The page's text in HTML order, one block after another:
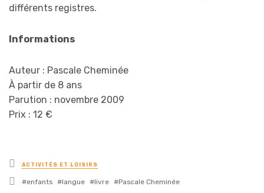
différents registres.
Informations
Auteur : Pascale Cheminée
À partir de 8 ans
Parution : novembre 2009
Prix : 12 €
Posted
in
ACTIVITÉS ET LOISIRS
Tagged
enfants langue livre Pascale Cheminée